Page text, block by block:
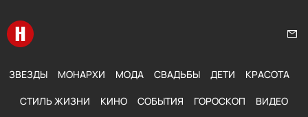
Перейти на главную
ЗВЕЗДЫ МОНАРХИ МОДА СВАДЬБЫ ДЕТИ КРАСОТА
СТИЛЬ ЖИЗНИ КИНО СОБЫТИЯ ГОРОСКОП ВИДЕО